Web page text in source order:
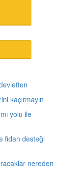
kaçırmayın
yolu ile
fidan desteği
nereden